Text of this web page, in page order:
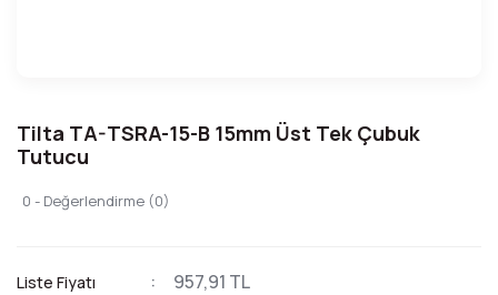
Tilta TA-TSRA-15-B 15mm Üst Tek Çubuk
Tutucu
0 - Değerlendirme (0)
Liste Fiyatı 957,91 TL